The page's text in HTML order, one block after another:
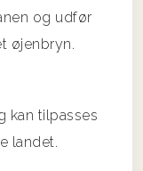
og udfør
øjenbryn.
kan tilpasses
landet.